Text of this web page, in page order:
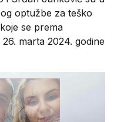
optužbe za teško
se prema
marta 2024. godine